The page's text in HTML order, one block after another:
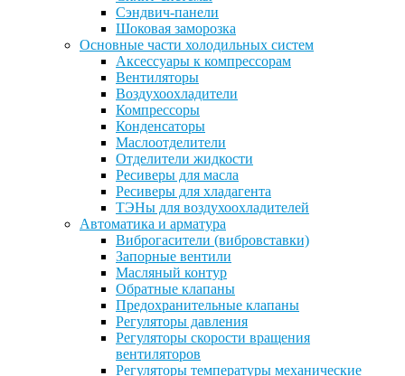
Сэндвич-панели
Шоковая заморозка
Основные части холодильных систем
Аксессуары к компрессорам
Вентиляторы
Воздухоохладители
Компрессоры
Конденсаторы
Маслоотделители
Отделители жидкости
Ресиверы для масла
Ресиверы для хладагента
ТЭНы для воздухоохладителей
Автоматика и арматура
Виброгасители (вибровставки)
Запорные вентили
Масляный контур
Обратные клапаны
Предохранительные клапаны
Регуляторы давления
Регуляторы скорости вращения
вентиляторов
Регуляторы температуры механические